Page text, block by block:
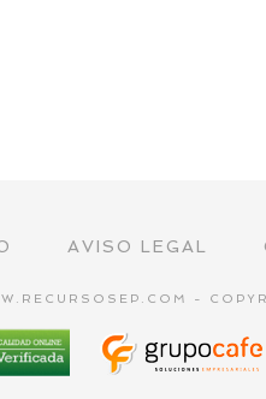
AVISO LEGAL
-